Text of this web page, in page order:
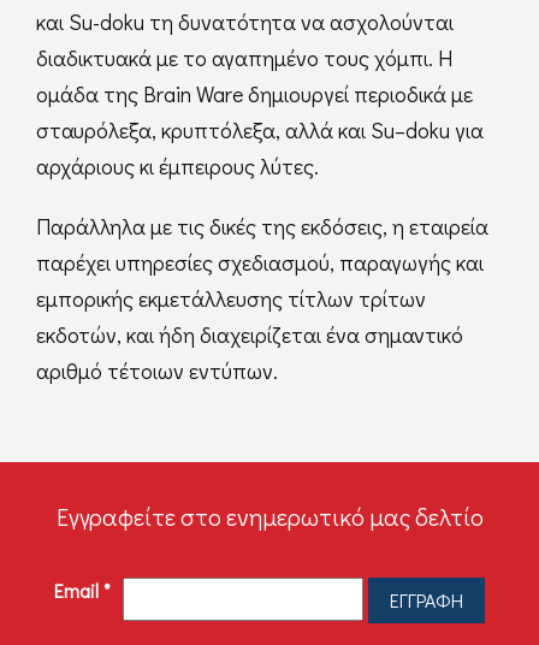
και Su-doku τη δυνατότητα να ασχολούνται
διαδικτυακά με το αγαπημένο τους χόμπι. Η
ομάδα της Brain Ware δημιουργεί περιοδικά με
σταυρόλεξα, κρυπτόλεξα, αλλά και Su–doku για
αρχάριους κι έμπειρους λύτες.
Παράλληλα με τις δικές της εκδόσεις, η εταιρεία
παρέχει υπηρεσίες σχεδιασμού, παραγωγής και
εμπορικής εκμετάλλευσης τίτλων τρίτων
εκδοτών, και ήδη διαχειρίζεται ένα σημαντικό
αριθμό τέτοιων εντύπων.
Εγγραφείτε στο ενημερωτικό μας δελτίο
Email*